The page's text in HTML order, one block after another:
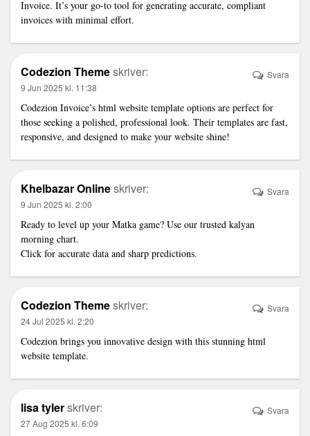
Invoice. It’s your go-to tool for generating accurate, compliant
invoices with minimal effort.
Codezion Themeskriver:
9 Jun 2025 kl. 11:38
Codezion Invoice’s html website template options are perfect for
those seeking a polished, professional look. Their templates are fast,
responsive, and designed to make your website shine!
Svara
Khelbazar Onlineskriver:
9 Jun 2025 kl. 2:00
Ready to level up your Matka game? Use our trusted kalyan
morning chart.
Click for accurate data and sharp predictions.
Svara
Codezion Themeskriver:
24 Jul 2025 kl. 2:20
Codezion brings you innovative design with this stunning html
website template.
Svara
lisa tylerskriver:
27 Aug 2025 kl. 6:09
Svara